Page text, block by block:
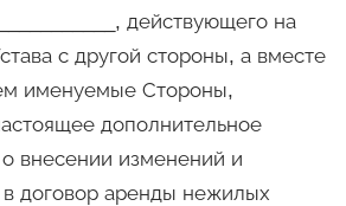
действующего на
с другой стороны, а вместе
именуемые Стороны,
дополнительное
внесении изменений и
договор аренды нежилых